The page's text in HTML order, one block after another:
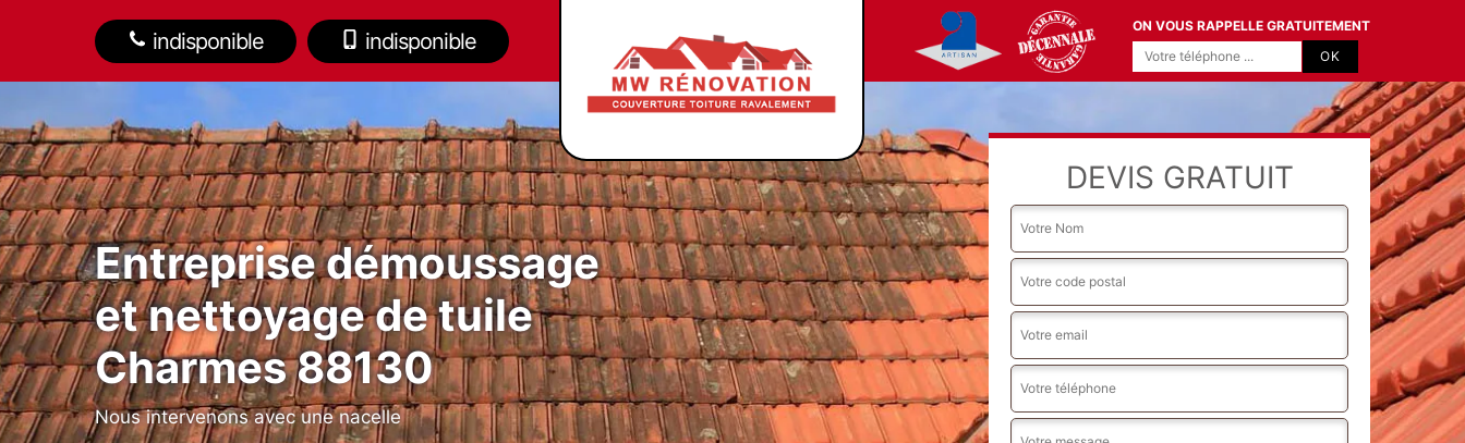
indisponible indisponible
ON VOUS RAPPELLE GRATUITEMENT
Entreprise démoussage
et nettoyage de tuile
Charmes 88130
Nous intervenons avec une nacelle
DEVIS GRATUIT